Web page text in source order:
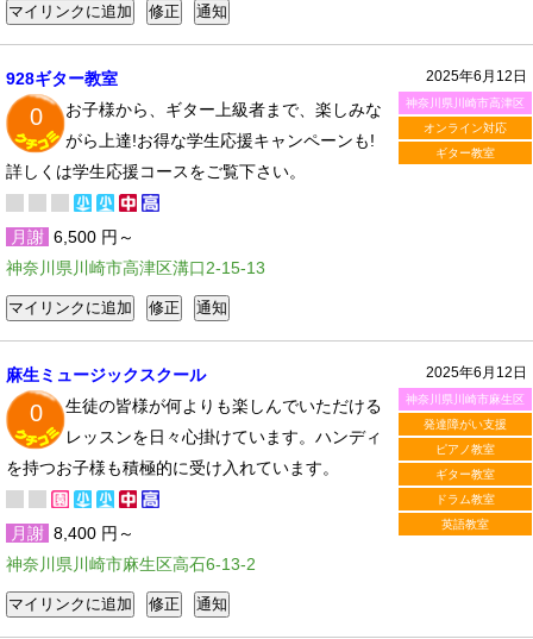
2025年6月12日
神奈川県川崎市高津区
オンライン対応
ギター教室
928ギター教室
0
お子様から、ギター上級者まで、楽しみな
がら上達!お得な学生応援キャンペーンも!
詳しくは学生応援コースをご覧下さい。
月謝 6,500 円～
神奈川県川崎市高津区溝口2-15-13
2025年6月12日
神奈川県川崎市麻生区
発達障がい支援
ピアノ教室
ギター教室
ドラム教室
英語教室
麻生ミュージックスクール
0
生徒の皆様が何よりも楽しんでいただける
レッスンを日々心掛けています。ハンディ
を持つお子様も積極的に受け入れています。
月謝 8,400 円～
神奈川県川崎市麻生区高石6-13-2